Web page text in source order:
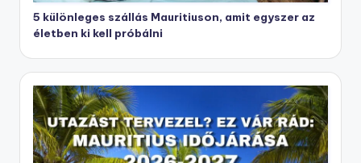
5 különleges szállás Mauritiuson, amit egyszer az
életben ki kell próbálni